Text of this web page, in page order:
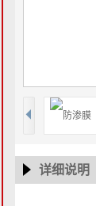
详细说明